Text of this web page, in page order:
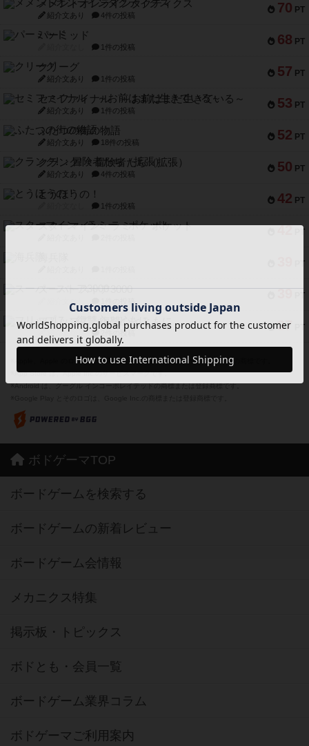
70 PT
メメントオンラインタクティクス
紹介文あり 4件の投稿
68 PT
パーミッド
1件の投稿
57 PT
クリーグ
紹介文あり 1件の投稿
53 PT
セミファイナル ～お前はまだ生きている～
紹介文あり 1件の投稿
52 PT
ふたつの街の物語
紹介文あり 18件の投稿
50 PT
クランク! ：冒険者たち（拡張）
紹介文あり 4件の投稿
42 PT
とうほうの！
1件の投稿
42 PT
スターマイン・ラミー ポケット
PT
39 PT
スーパーストア3000
37 PT
フリップ７：復讐心とともに
紹介文なし 2件の投稿
※Apple、Apple のロゴ は、米国および他の国々で登録されたApple Inc.の商標です。
※App Store は、Apple Inc.のサービスマークです。
※Android は、グーグル インコーポレイテッドの商標または登録商標です。
ボドゲーマTOP
ボードゲームを検索する
ボードゲームの新着レビュー
ボードゲーム会情報
メカニクス特集
掲示板・トピックス
ボドとも・会員一覧
ボードゲーム業界コラム
ボドゲーマご利用案内